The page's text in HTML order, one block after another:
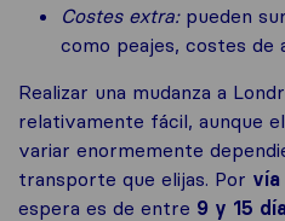
Costes extra: pueden
como peajes, costes de
Realizar una mudanza a
relativamente fácil, aunque
variar enormemente
transporte que elijas. Por
espera es de entre 9 y 15